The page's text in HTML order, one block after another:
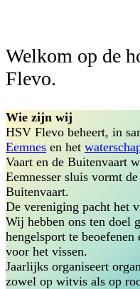
Welkom op de
Flevo.
Wie zijn wij
HSV Flevo beheert, in
Eemnes en het
Vaart en de Buitenvaart
Eemnesser sluis vormt
Buitenvaart.
De vereniging pacht het
Wij hebben ons ten doel
hengelsport te beoefenen
voor het vissen.
Jaarlijks organiseert
zowel op witvis als op